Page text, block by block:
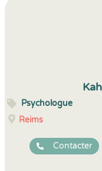
Psychologue
Reims
Contacter